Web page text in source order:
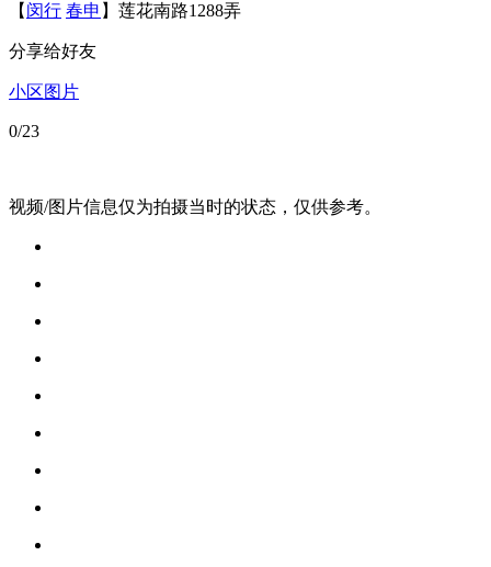
【 闵行 春申 】莲花南路1288弄
分享给好友
小区图片
0/23